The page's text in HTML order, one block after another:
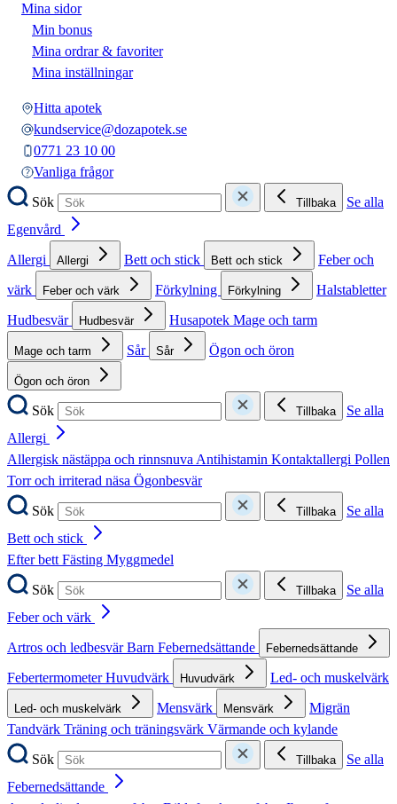
Mina sidor
Min bonus
Mina ordrar & favoriter
Mina inställningar
Hitta apotek
kundservice@dozapotek.se
0771 23 10 00
Vanliga frågor
Sök
Tillbaka
Se alla
Egenvård
Allergi
Allergi Bett och stick Bett och stick
Feber och
värk
Feber och värk Förkylning Förkylning
Halstabletter
Hudbesvär
Hudbesvär Husapotek Mage och tarm
Mage och tarm Sår Sår Ögon och öron
Ögon och öron
Sök Tillbaka
Se alla
Allergi
Allergisk nästäppa och rinnsnuvaAntihistamin Kontaktallergi Pollen
Torr och irriterad näsa Ögonbesvär
Sök
Tillbaka
Se alla
Bett och stick
Efter bettFästing Myggmedel
Sök
Tillbaka
Se alla
Feber och värk
Artros och ledbesvärBarn Febernedsättande Febernedsättande
FebertermometerHuvudvärk Huvudvärk Led- och muskelvärk
Led- och muskelvärk Mensvärk Mensvärk
Migrän
Tandvärk Träning och träningsvärk Värmande och kylande
Sök
Tillbaka
Se alla
Febernedsättande